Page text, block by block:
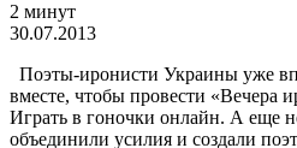
2 минут
30.07.2013
Поэты-иронисти Украины уже
вместе, чтобы провести «Вечера
Играть в гоночки онлайн. А еще
объединили усилия и создали